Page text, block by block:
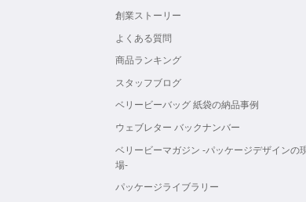
創業ストーリー
よくある質問
商品ランキング
スタッフブログ
ベリービーバッグ 紙袋の納品事例
ウェブレター バックナンバー
ベリービーマガジン -パッケージデザインの
場-
パッケージライブラリー